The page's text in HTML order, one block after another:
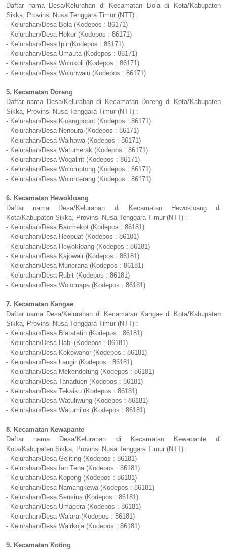
Daftar nama Desa/Kelurahan di Kecamatan Bola di Kota/Kabupaten
Sikka, Provinsi Nusa Tenggara Timur (NTT) :
- Kelurahan/Desa Bola (Kodepos : 86171)
- Kelurahan/Desa Hokor (Kodepos : 86171)
- Kelurahan/Desa Ipir (Kodepos : 86171)
- Kelurahan/Desa Umauta (Kodepos : 86171)
- Kelurahan/Desa Wolokoli (Kodepos : 86171)
- Kelurahan/Desa Wolonwalu (Kodepos : 86171)
5. Kecamatan Doreng
Daftar nama Desa/Kelurahan di Kecamatan Doreng di Kota/Kabupaten
Sikka, Provinsi Nusa Tenggara Timur (NTT) :
- Kelurahan/Desa Kloangpopot (Kodepos : 86171)
- Kelurahan/Desa Nenbura (Kodepos : 86171)
- Kelurahan/Desa Waihawa (Kodepos : 86171)
- Kelurahan/Desa Watumerak (Kodepos : 86171)
- Kelurahan/Desa Wogalirit (Kodepos : 86171)
- Kelurahan/Desa Wolomotong (Kodepos : 86171)
- Kelurahan/Desa Wolonterang (Kodepos : 86171)
6. Kecamatan Hewokloang
Daftar nama Desa/Kelurahan di Kecamatan Hewokloang di
Kota/Kabupaten Sikka, Provinsi Nusa Tenggara Timur (NTT) :
- Kelurahan/Desa Baomekot (Kodepos : 86181)
- Kelurahan/Desa Heopuat (Kodepos : 86181)
- Kelurahan/Desa Hewokloang (Kodepos : 86181)
- Kelurahan/Desa Kajowair (Kodepos : 86181)
- Kelurahan/Desa Munerana (Kodepos : 86181)
- Kelurahan/Desa Rubit (Kodepos : 86181)
- Kelurahan/Desa Wolomapa (Kodepos : 86181)
7. Kecamatan Kangae
Daftar nama Desa/Kelurahan di Kecamatan Kangae di Kota/Kabupaten
Sikka, Provinsi Nusa Tenggara Timur (NTT) :
- Kelurahan/Desa Blatatatin (Kodepos : 86181)
- Kelurahan/Desa Habi (Kodepos : 86181)
- Kelurahan/Desa Kokowahor (Kodepos : 86181)
- Kelurahan/Desa Langir (Kodepos : 86181)
- Kelurahan/Desa Mekendetung (Kodepos : 86181)
- Kelurahan/Desa Tanaduen (Kodepos : 86181)
- Kelurahan/Desa Tekaiku (Kodepos : 86181)
- Kelurahan/Desa Watuliwung (Kodepos : 86181)
- Kelurahan/Desa Watumilok (Kodepos : 86181)
8. Kecamatan Kewapante
Daftar nama Desa/Kelurahan di Kecamatan Kewapante di
Kota/Kabupaten Sikka, Provinsi Nusa Tenggara Timur (NTT) :
- Kelurahan/Desa Geliting (Kodepos : 86181)
- Kelurahan/Desa Ian Tena (Kodepos : 86181)
- Kelurahan/Desa Kopong (Kodepos : 86181)
- Kelurahan/Desa Namangkewa (Kodepos : 86181)
- Kelurahan/Desa Seusina (Kodepos : 86181)
- Kelurahan/Desa Umagera (Kodepos : 86181)
- Kelurahan/Desa Waiara (Kodepos : 86181)
- Kelurahan/Desa Wairkoja (Kodepos : 86181)
9. Kecamatan Koting